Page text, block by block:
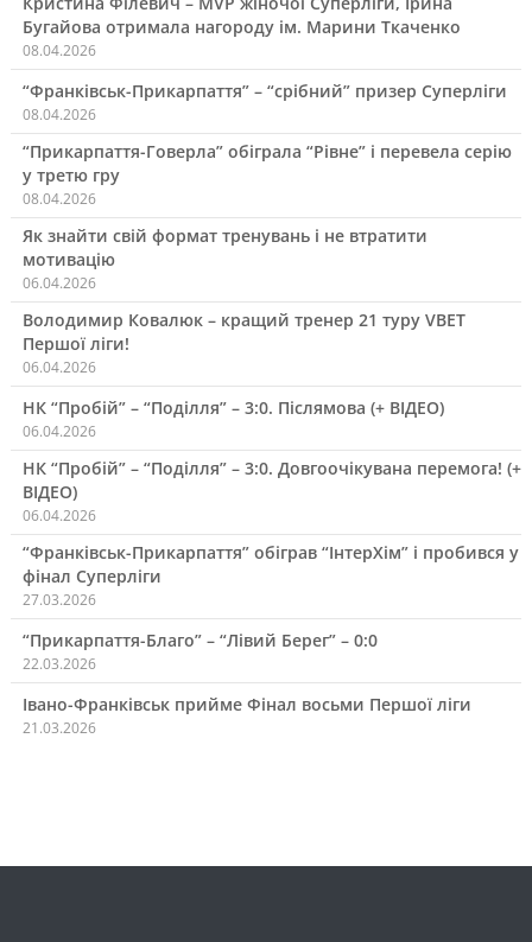
Бугайова отримала нагороду ім. Марини Ткаченко
08.04.2026
“Франківськ-Прикарпаття” – “срібний” призер Суперліги
08.04.2026
“Прикарпаття-Говерла” обіграла “Рівне” і перевела серію
у третю гру
08.04.2026
Як знайти свій формат тренувань і не втратити
мотивацію
06.04.2026
Володимир Ковалюк – кращий тренер 21 туру VBET
Першої ліги!
06.04.2026
НК “Пробій” – “Поділля” – 3:0. Післямова (+ ВІДЕО)
06.04.2026
НК “Пробій” – “Поділля” – 3:0. Довгоочікувана перемога! (+
ВІДЕО)
06.04.2026
“Франківськ-Прикарпаття” обіграв “ІнтерХім” і пробився у
фінал Суперліги
27.03.2026
“Прикарпаття-Благо” – “Лівий Берег” – 0:0
22.03.2026
Івано-Франківськ прийме Фінал восьми Першої ліги
21.03.2026